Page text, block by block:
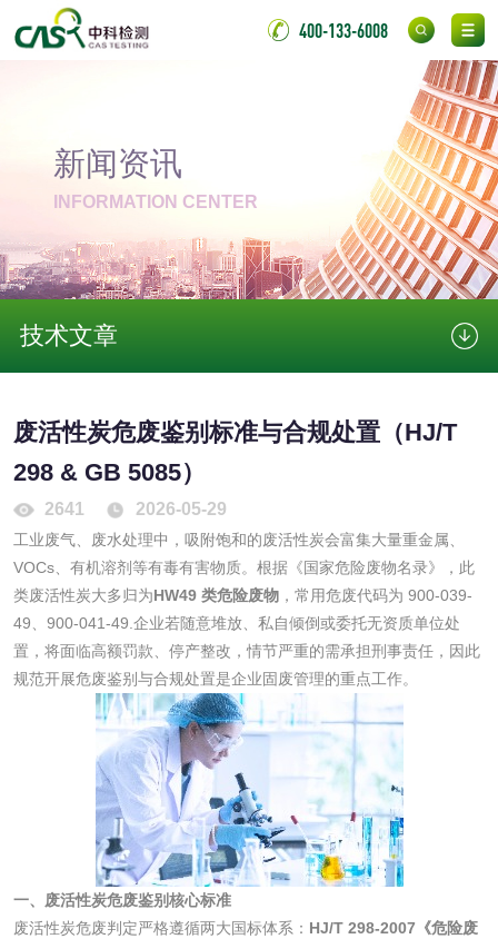
400-133-6008
新闻资讯
INFORMATION CENTER
技术文章
废活性炭危废鉴别标准与合规处置（HJ/T
298 & GB 5085）
2641 2026-05-29
工业废气、废水处理中，吸附饱和的废活性炭会富集大量重金属、
VOCs、有机溶剂等有毒有害物质。根据《国家危险废物名录》，此
类废活性炭大多归为HW49 类危险废物 ，常用危废代码为 900-039-
49、900-041-49.企业若随意堆放、私自倾倒或委托无资质单位处
置，将面临高额罚款、停产整改，情节严重的需承担刑事责任，因此
规范开展危废鉴别与合规处置是企业固废管理的重点工作。
一、废活性炭危废鉴别核心标准
废活性炭危废判定严格遵循两大国标体系： HJ/T 298-2007《危险废
金属硬度测试
喷嘴检测
气弹簧检测
伸缩警棍检测
光触媒检测
消毒产品
成分分析配方研发 驱蚊检测
防霉检测 霉菌污染分析
消毒产品备案
微生物检测
化妆品
化妆品毒理试验 化妆品毒理测试